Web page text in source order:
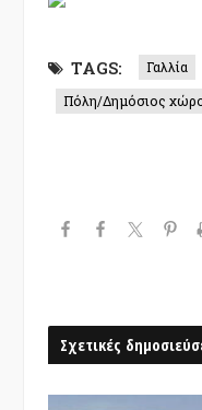
TAGS: Γαλλία
Πόλη/Δημόσιος
Σχετικές